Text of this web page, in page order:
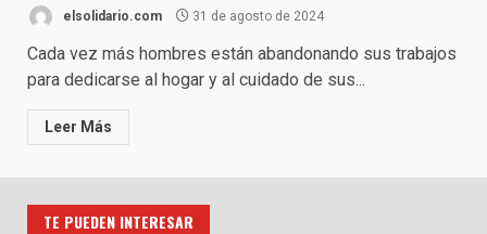
elsolidario.com 31 de agosto de 2024
Cada vez más hombres están abandonando sus trabajos
para dedicarse al hogar y al cuidado de sus...
Leer Más
TE PUEDEN INTERESAR